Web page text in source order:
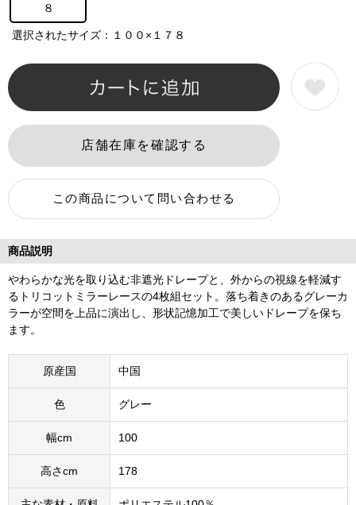
８
選択されたサイズ：１００×１７８
商品説明
やわらかな光を取り込む非遮光ドレープと、外からの視線を軽減す
るトリコットミラーレースの4枚組セット。落ち着きのあるグレーカ
ラーが空間を上品に演出し、形状記憶加工で美しいドレープを保ち
ます。
原産国 中国
色 グレー
幅cm 100
高さcm 178